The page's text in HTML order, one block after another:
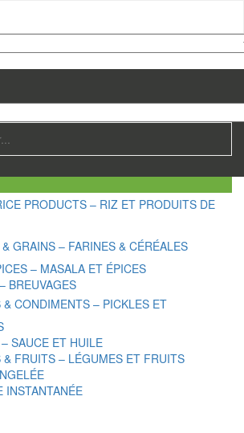
PRODUCTS – RIZ ET PRODUITS DE
GRAINS – FARINES & CÉRÉALES
– MASALA ET ÉPICES
BREUVAGES
& CONDIMENTS – PICKLES ET
SAUCE ET HUILE
& FRUITS – LÉGUMES ET FRUITS
INSTANTANÉE